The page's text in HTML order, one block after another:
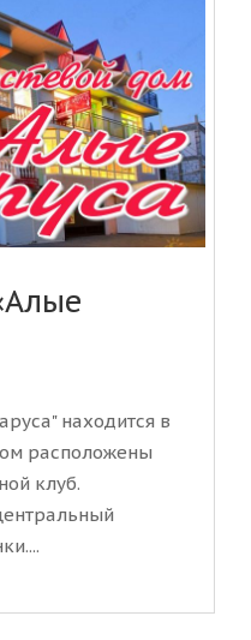
находится в
расположены
клуб.